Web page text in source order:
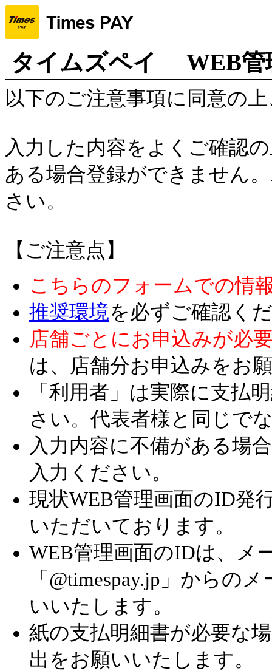
タイムズペイ WEB管
以下のご注意事項に同意の
入力した内容をよくご確認
ある場合登録ができません
さい。
【ご注意点】
こちらのフォームでの情
推奨環境を必ずご確認く
店舗ごとにお申込みが必
は、店舗分お申込みをお
「利用者」は実際に支払
さい。代表者様と同じで
入力内容に不備がある場
入力ください。
現状WEB管理画面のID発
いただいております。
WEB管理画面のIDは、メ
「@timespay.jp」からの
いいたします。
紙の支払明細書が必要な
出をお願いいたします。